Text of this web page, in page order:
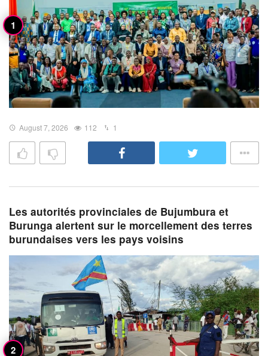
August 7, 2026 112 1
Les autorités provinciales de Bujumbura et
Burunga alertent sur le morcellement des terres
burundaises vers les pays voisins